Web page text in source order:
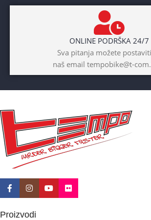
BICIKLI-KOČNICE
Disk mehanički
ONLINE PODRŠKA 24/7
Sva pitanja možete
naš email tempobike@t-
Proizvodi